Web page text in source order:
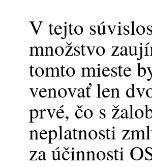
V tejto
množstvo
tomto mieste
venovať len
prvé, čo s
neplatnosti
za účinnosti